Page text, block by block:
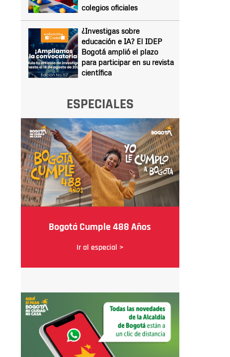
colegios oficiales
¿Investigas sobre
educación e IA? El IDEP
Bogotá amplió el plazo
para participar en su revista
científica
ESPECIALES
Bogotá Cumple 488 Años
Ir al especial >